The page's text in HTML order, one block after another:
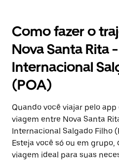
Como fazer o
Nova Santa Rita
Internacional
(POA)
Quando você viajar pelo
viagem entre Nova Santa
Internacional Salgado Filho
Esteja você só ou em grupo,
viagem ideal para suas